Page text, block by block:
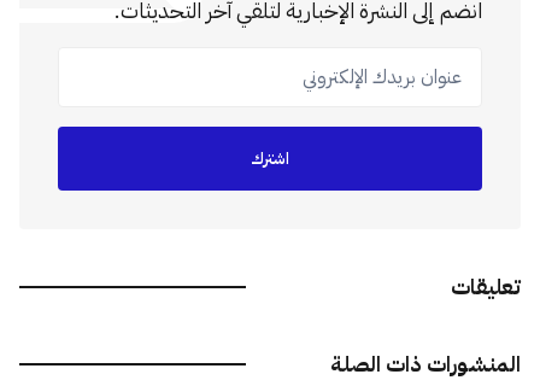
انضم إلى النشرة الإخبارية لتلقي آخر التحديثات.
عنوان بريدك الإلكتروني
اشترك
تعليقات
المنشورات ذات الصلة